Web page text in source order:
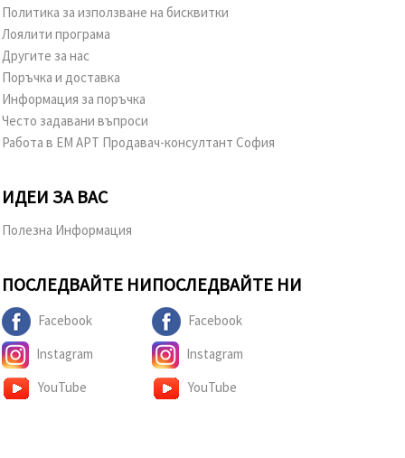
Политика за използване на бисквитки
Лоялити програма
Другите за нас
Поръчка и доставка
Информация за поръчка
Често задавани въпроси
Работа в ЕМ АРТ Продавач-консултант София
ИДЕИ ЗА ВАС
Полезна Информация
ПОСЛЕДВАЙТЕ НИ
Facebook
Instagram
YouTube
ПОСЛЕДВАЙТЕ НИ
Facebook
Instagram
YouTube